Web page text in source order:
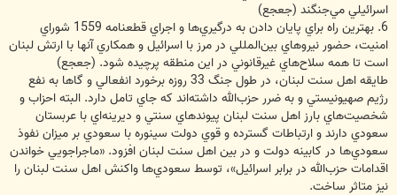
اسرائيلي مي‌جنگند (جعجع)
6. بهترين راه براي پايان دادن به درگيري‌ها و اجراي قطعنامه 1559 شوراي
امنيت، حضور نيروهاي بين‌المللي در مرز با اسرائيل و همكاري آنها با ارتش لبنان
است تا همه سلاح‌هاي غيرقانوني در اين منطقه پرچيده شود. (جعجع)
طايقه اهل سنت لبنان، در طول جنگ 33 روزه برخورد انفعالي و گاها به نفع
رژيم صهيونيستي و به ضرر حزب‌الله داشته‌اند كه جاي تامل دارد. البته احزاب و
شخصيت‌هاي بارز اهل سنت لبنان پيوندهاي سنتي و ديرينه‌اي با عربستان
سعودي دارند و ارتباطات گسترده و قوي دولت سينوره با سعودي بر ميزان نفوذ
سعودي‌ها در كابينه دولت و در بين اهل سنت لبنان افزود. «ماجراجويي خواندن
اقدامات حزب‌الله در برابر اسرائيل»، توسط سعودي‌ها واكنش اهل سنت لبنان را
نيز متاثر ساخت.